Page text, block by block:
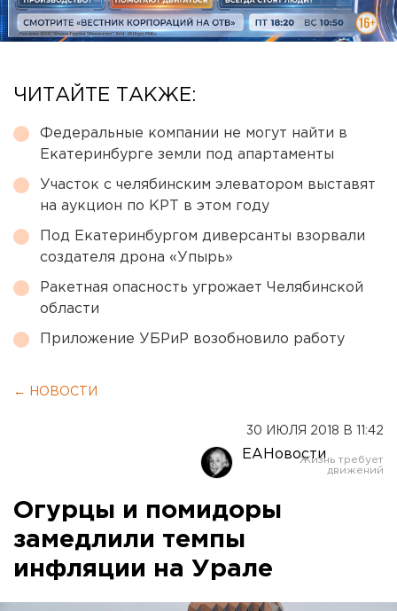
ЧИТАЙТЕ ТАКЖЕ:
Федеральные компании не могут найти в
Екатеринбурге земли под апартаменты
Участок с челябинским элеватором выставят
на аукцион по КРТ в этом году
Под Екатеринбургом диверсанты взорвали
создателя дрона «Упырь»
Ракетная опасность угрожает Челябинской
области
Приложение УБРиР возобновило работу
← НОВОСТИ
30 ИЮЛЯ 2018 В 11:42
ЕАНовости
Огурцы и помидоры
замедлили темпы
инфляции на Урале